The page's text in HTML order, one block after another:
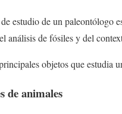
estudio de un paleontólogo
análisis de fósiles y del
objetos que estudia
de animales